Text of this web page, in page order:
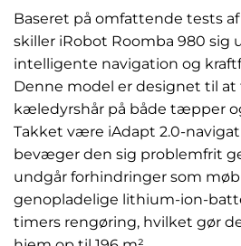
Baseret på omfattende tests af
skiller iRobot Roomba 980 sig
intelligente navigation og
Denne model er designet til at
kæledyrshår på både tæpper
Takket være iAdapt 2.0-
bevæger den sig problemfrit
undgår forhindringer som
genopladelige lithium-ion-
timers rengøring, hvilket gør